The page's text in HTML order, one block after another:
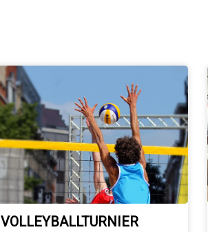
VOLLEYBALLTURNIER